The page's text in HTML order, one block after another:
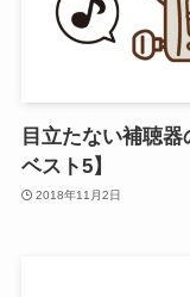
目立たない補聴
ベスト5】
2018年11月2日